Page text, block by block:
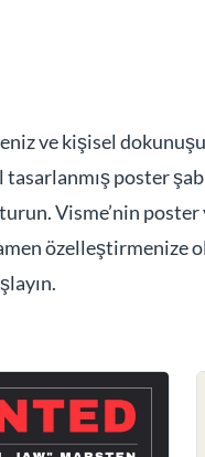
ve kişisel
tasarlanmış poster
Visme’nin poster
özelleştirmenize